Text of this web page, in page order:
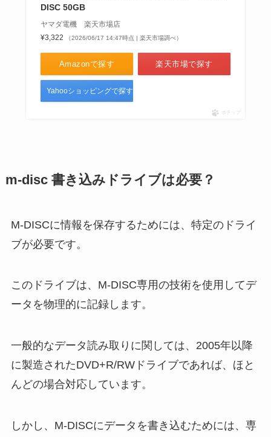
DISC 50GB
ヤマダ電機 楽天市場店
¥3,322
（2026/06/17 14:47時点 | 楽天市場調べ）
Amazonで探す 楽天市場で探す
Yahooショッピングで探す
ポチップ
m-disc 書き込みドライブは必要？
M-DISCに情報を保存するためには、特定のドライ
ブが必要です。
このドライブは、M-DISC専用の技術を使用してデ
ータを物理的に記録します。
一般的なデータ読み取りに関しては、2005年以降
に製造されたDVD+R/RWドライブであれば、ほと
んどの場合対応しています。
しかし、M-DISCにデータを書き込むためには、専